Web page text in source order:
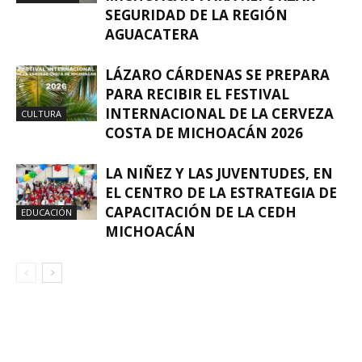
SEGURIDAD DE LA REGIÓN
AGUACATERA
CULTURA
LÁZARO CÁRDENAS SE PREPARA
PARA RECIBIR EL FESTIVAL
INTERNACIONAL DE LA CERVEZA
COSTA DE MICHOACÁN 2026
EDUCACIÓN
LA NIÑEZ Y LAS JUVENTUDES, EN
EL CENTRO DE LA ESTRATEGIA DE
CAPACITACIÓN DE LA CEDH
MICHOACÁN